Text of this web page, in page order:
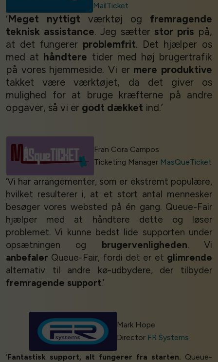
MailTicket
‘Meget nyttigt værktøj og fremragende
teknisk assistance. Jeg sætter stor pris på,
at det fungerer problemfrit. Det hjælper os
med at håndtere tider med høj brugertrafik
på vores hjemmeside. Vi er mere produktive
takket være værktøjet, da det giver os
mulighed for at bruge kræfterne på andre
opgaver, så vi er godt dækket ind.’
Fran Cora Campos
Ticketing Manager MasQueTicket
‘Vi har arrangementer, som er ekstremt populære,
hvilket resulterer i, at et stort antal mennesker
besøger vores websted på én gang. Queue-Fair
hjælper med at håndtere dette og løser
problemet. Vi kunne bedst lide supporten under
opsætningen og brugervenligheden. Vi
anbefaler Queue-Fair, fordi det er et glimrende
alternativ til andre kø-udbydere, der tilbyder
fremragende support.’
Mark Hope
Director FR Systems
‘Fantastisk support, alt fungerer fra starten. Queue-